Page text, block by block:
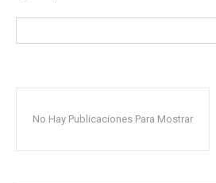
No Hay Publicaciones Para Mostrar